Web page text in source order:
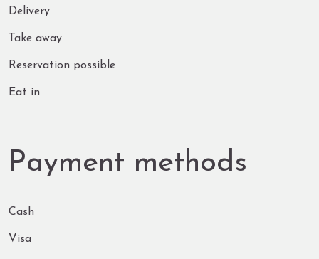
Delivery
Take away
Reservation possible
Eat in
Payment methods
Cash
Visa